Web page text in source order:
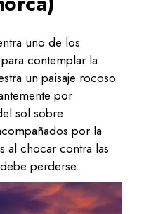
uno de los
contemplar la
un paisaje rocoso
por
sol sobre
por la
al chocar contra las
perderse.